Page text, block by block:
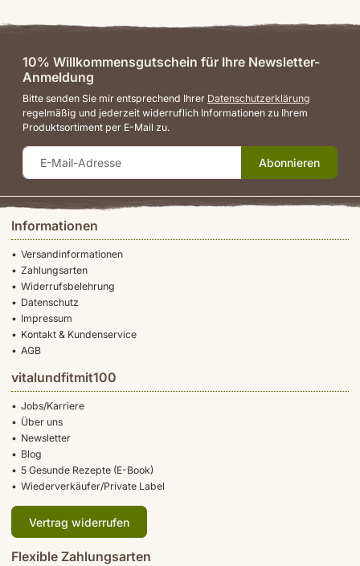
Informationen
Versandinformationen
Zahlungsarten
Widerrufsbelehrung
Datenschutz
Impressum
Kontakt & Kundenservice
AGB
vitalundfitmit100
Jobs/Karriere
Über uns
Newsletter
Blog
5 Gesunde Rezepte (E-Book)
Wiederverkäufer/Private Label
Vertrag widerrufen
Flexible Zahlungsarten
10% Willkommensgutschein für Ihre Newsletter-
Anmeldung
Bitte senden Sie mir entsprechend Ihrer Datenschutzerklärung
regelmäßig und jederzeit widerruflich Informationen zu Ihrem
Produktsortiment per E-Mail zu.
Abonnieren